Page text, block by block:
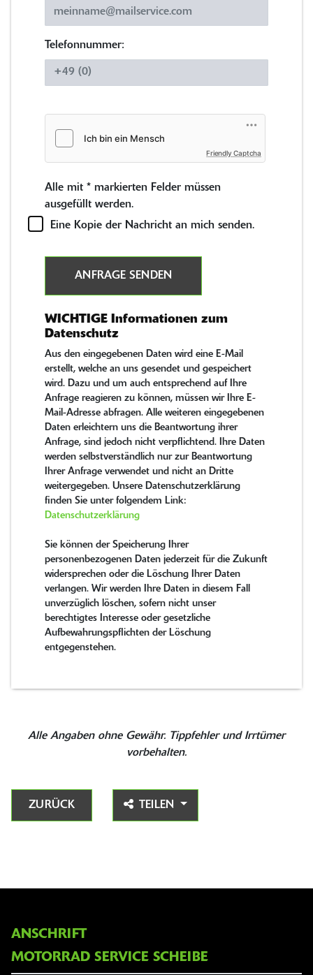
Telefonnummer:
Friendly Captcha
Alle mit * markierten Felder müssen
ausgefüllt werden.
Eine Kopie der Nachricht an mich senden.
ANFRAGE SENDEN
WICHTIGE Informationen zum
Datenschutz
Aus den eingegebenen Daten wird eine E-Mail
erstellt, welche an uns gesendet und gespeichert
wird. Dazu und um auch entsprechend auf Ihre
Anfrage reagieren zu können, müssen wir Ihre E-
Mail-Adresse abfragen. Alle weiteren eingegebenen
Daten erleichtern uns die Beantwortung ihrer
Anfrage, sind jedoch nicht verpflichtend. Ihre Daten
werden selbstverständlich nur zur Beantwortung
Ihrer Anfrage verwendet und nicht an Dritte
weitergegeben. Unsere Datenschutzerklärung
finden Sie unter folgendem Link:
Datenschutzerklärung
Sie können der Speicherung Ihrer
personenbezogenen Daten jederzeit für die Zukunft
widersprechen oder die Löschung Ihrer Daten
verlangen. Wir werden Ihre Daten in diesem Fall
unverzüglich löschen, sofern nicht unser
berechtigtes Interesse oder gesetzliche
Aufbewahrungspflichten der Löschung
entgegenstehen.
Alle Angaben ohne Gewähr. Tippfehler und Irrtümer
vorbehalten.
ZURÜCK TEILEN
ANSCHRIFT
MOTORRAD SERVICE SCHEIBE